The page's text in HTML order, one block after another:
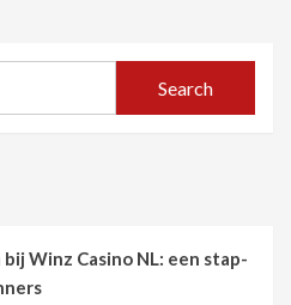
Search
Winz Casino NL: een stap-